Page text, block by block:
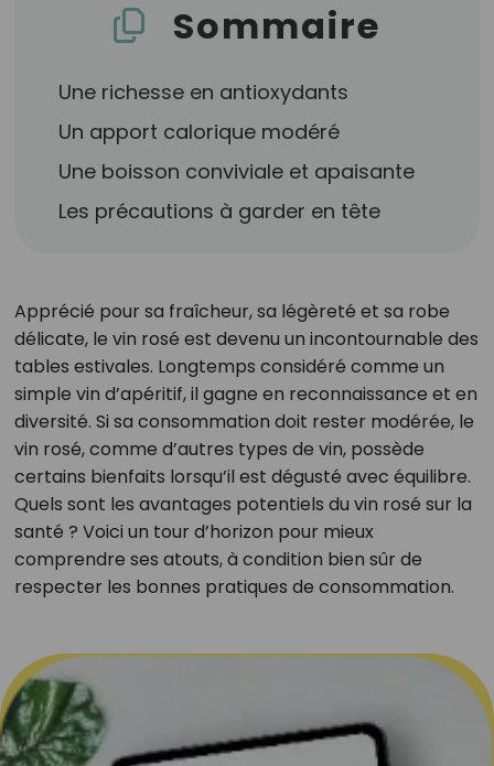
Sommaire
Une richesse en antioxydants
Un apport calorique modéré
Une boisson conviviale et apaisante
Les précautions à garder en tête
Apprécié pour sa fraîcheur, sa légèreté et sa robe
délicate, le vin rosé est devenu un incontournable des
tables estivales. Longtemps considéré comme un
simple vin d’apéritif, il gagne en reconnaissance et en
diversité. Si sa consommation doit rester modérée, le
vin rosé, comme d’autres types de vin, possède
certains bienfaits lorsqu’il est dégusté avec équilibre.
Quels sont les avantages potentiels du vin rosé sur la
santé ? Voici un tour d’horizon pour mieux
comprendre ses atouts, à condition bien sûr de
respecter les bonnes pratiques de consommation.